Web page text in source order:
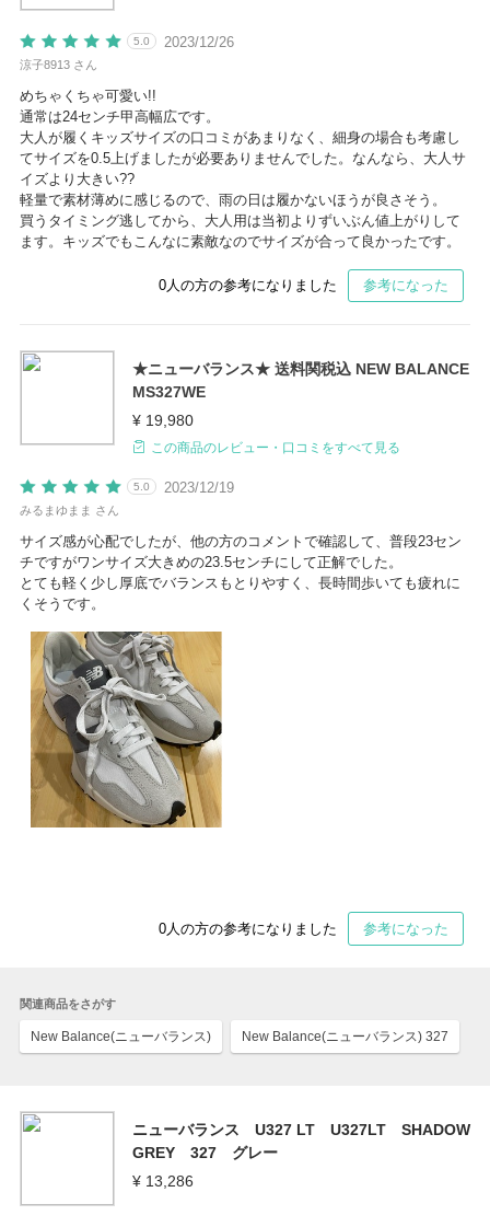
2023/12/26
5.0
涼子8913 さん
めちゃくちゃ可愛い!!
通常は24センチ甲高幅広です。
大人が履くキッズサイズの口コミがあまりなく、細身の場合も考慮し
てサイズを0.5上げましたが必要ありませんでした。なんなら、大人サ
イズより大きい??
軽量で素材薄めに感じるので、雨の日は履かないほうが良さそう。
買うタイミング逃してから、大人用は当初よりずいぶん値上がりして
ます。キッズでもこんなに素敵なのでサイズが合って良かったです。
0 人の方の参考になりました 参考になった
★ニューバランス★ 送料関税込 NEW BALANCE
MS327WE
¥ 19,980
この商品のレビュー・口コミをすべて見る
2023/12/19
5.0
みるまゆまま さん
サイズ感が心配でしたが、他の方のコメントで確認して、普段23セン
チですがワンサイズ大きめの23.5センチにして正解でした。
とても軽く少し厚底でバランスもとりやすく、長時間歩いても疲れに
くそうです。
0 人の方の参考になりました 参考になった
関連商品をさがす
New Balance(ニューバランス) New Balance(ニューバランス) 327
ニューバランス U327 LT U327LT SHADOW
GREY 327 グレー
¥ 13,286